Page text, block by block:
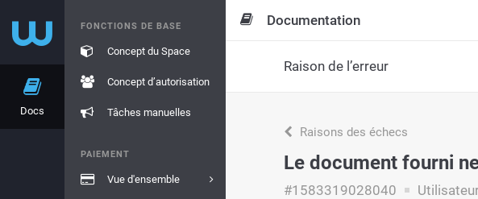
Docs
FONCTIONS DE BASE
Concept du Space
Concept d’autorisation
Tâches manuelles
PAIEMENT
Vue d'ensemble
Documentation
Raison de l’erreur
Raisons des échecs
Le document fourni
#1583319028040